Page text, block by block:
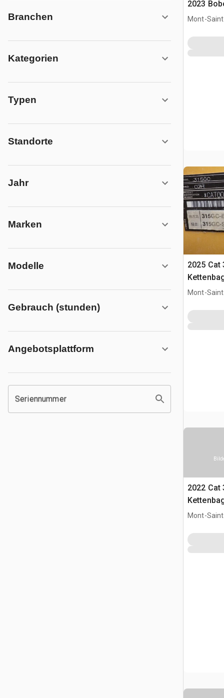
Branchen
Kategorien
Typen
Standorte
Jahr
Marken
Modelle
Gebrauch (stunden)
Angebotsplattform
Seriennummer
2023
Mont-
2025 Cat
Mont-
2022 Cat
Mont-